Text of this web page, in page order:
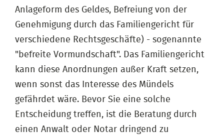
Anlageform des Geldes, Befreiung von der
Genehmigung durch das Familiengericht für
verschiedene Rechtsgeschäfte) - sogenannte
"befreite Vormundschaft". Das Familiengericht
kann diese Anordnungen außer Kraft setzen,
wenn sonst das Interesse des Mündels
gefährdet wäre. Bevor Sie eine solche
Entscheidung treffen, ist die Beratung durch
einen Anwalt oder Notar dringend zu